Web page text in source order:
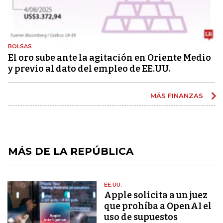
BOLSAS
El oro sube ante la agitación en Oriente Medio
y previo al dato del empleo de EE.UU.
MÁS FINANZAS
MÁS DE LA REPÚBLICA
EE.UU.
Apple solicita a un juez
que prohíba a OpenAI el
uso de supuestos